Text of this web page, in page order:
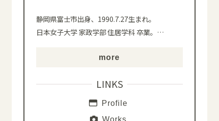
静岡県富士市出身、1990.7.27生まれ。
日本女子大学 家政学部 住居学科 卒業。 …
more
LINKS
Profile
Works